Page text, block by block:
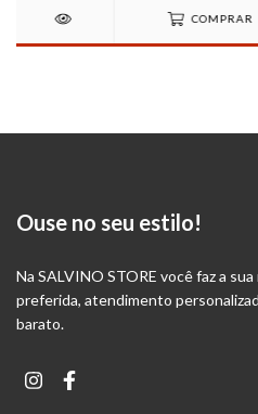
COMPRAR
Ouse no seu estilo!
Na SALVINO STORE você faz a
preferida, atendimento
barato.